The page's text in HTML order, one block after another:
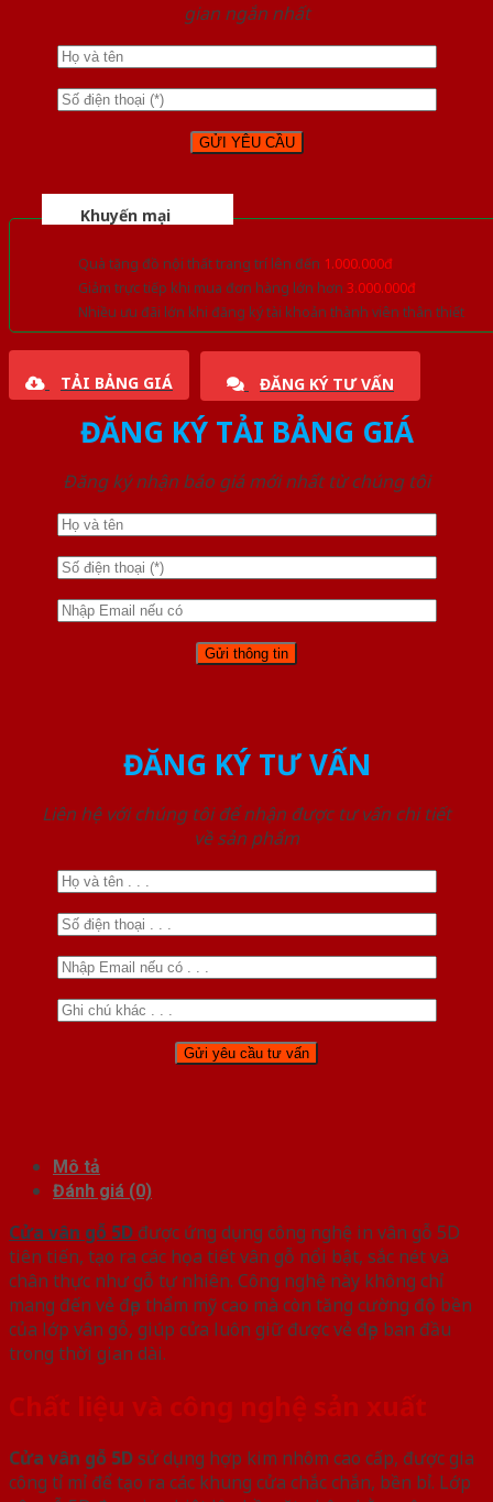
gian ngắn nhất
Khuyến mại
Quà tặng đồ nội thất trang trí lên đến 1.000.000đ
Giảm trực tiếp khi mua đơn hàng lớn hơn 3.000.000đ
Nhiều ưu đãi lớn khi đăng ký tài khoản thành viên thân thiết
TẢI BẢNG GIÁ ĐĂNG KÝ TƯ VẤN
ĐĂNG KÝ TẢI BẢNG GIÁ
Đăng ký nhận báo giá mới nhất từ chúng tôi
ĐĂNG KÝ TƯ VẤN
Liên hệ với chúng tôi để nhận được tư vấn chi tiết
về sản phẩm
Mô tả
Đánh giá (0)
Cửa vân gỗ 5D được ứng dụng công nghệ in vân gỗ 5D
tiên tiến, tạo ra các họa tiết vân gỗ nổi bật, sắc nét và
chân thực như gỗ tự nhiên. Công nghệ này không chỉ
mang đến vẻ đẹp thẩm mỹ cao mà còn tăng cường độ bền
của lớp vân gỗ, giúp cửa luôn giữ được vẻ đẹp ban đầu
trong thời gian dài.
Chất liệu và công nghệ sản xuất
Cửa vân gỗ 5Dsử dụng hợp kim nhôm cao cấp, được gia
công tỉ mỉ để tạo ra các khung cửa chắc chắn, bền bỉ. Lớp